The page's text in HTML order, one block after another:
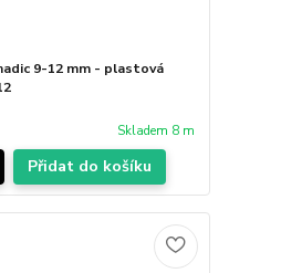
9-12 mm - plastová
Skladem 8 m
Přidat do košíku